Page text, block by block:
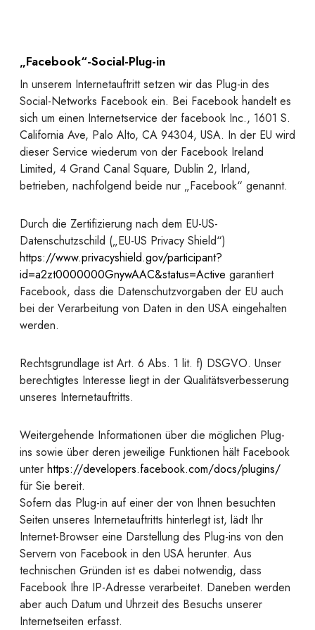
„Facebook“-Social-Plug-in
In unserem Internetauftritt setzen wir das Plug-in des
Social-Networks Facebook ein. Bei Facebook handelt es
sich um einen Internetservice der facebook Inc., 1601 S.
California Ave, Palo Alto, CA 94304, USA. In der EU wird
dieser Service wiederum von der Facebook Ireland
Limited, 4 Grand Canal Square, Dublin 2, Irland,
betrieben, nachfolgend beide nur „Facebook“ genannt.
Durch die Zertifizierung nach dem EU-US-
Datenschutzschild („EU-US Privacy Shield“)
https://www.privacyshield.gov/participant?
id=a2zt0000000GnywAAC&status=Active garantiert
Facebook, dass die Datenschutzvorgaben der EU auch
bei der Verarbeitung von Daten in den USA eingehalten
werden.
Rechtsgrundlage ist Art. 6 Abs. 1 lit. f) DSGVO. Unser
berechtigtes Interesse liegt in der Qualitätsverbesserung
unseres Internetauftritts.
Weitergehende Informationen über die möglichen Plug-
ins sowie über deren jeweilige Funktionen hält Facebook
unter https://developers.facebook.com/docs/plugins/
für Sie bereit.
Sofern das Plug-in auf einer der von Ihnen besuchten
Seiten unseres Internetauftritts hinterlegt ist, lädt Ihr
Internet-Browser eine Darstellung des Plug-ins von den
Servern von Facebook in den USA herunter. Aus
technischen Gründen ist es dabei notwendig, dass
Facebook Ihre IP-Adresse verarbeitet. Daneben werden
aber auch Datum und Uhrzeit des Besuchs unserer
Internetseiten erfasst.